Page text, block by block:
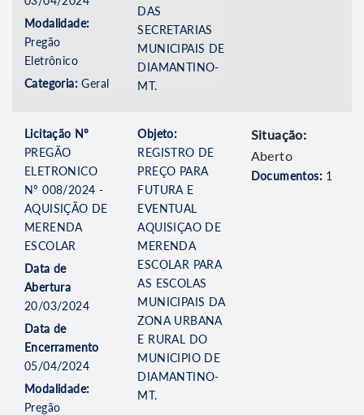
Modalidade:
Pregão
Eletrônico
Categoria:Geral
DAS
SECRETARIAS
MUNICIPAIS DE
DIAMANTINO-
MT.
Licitação Nº
PREGÃO
ELETRONICO
Nº 008/2024 -
AQUISIÇÃO DE
MERENDA
ESCOLAR
Data de
Abertura
20/03/2024
Data de
Encerramento
05/04/2024
Modalidade:
Pregão
Objeto:
REGISTRO DE
PREÇO PARA
FUTURA E
EVENTUAL
AQUISIÇAO DE
MERENDA
ESCOLAR PARA
AS ESCOLAS
MUNICIPAIS DA
ZONA URBANA
E RURAL DO
MUNICIPIO DE
DIAMANTINO-
MT.
Situação:
Aberto
Documentos: 1